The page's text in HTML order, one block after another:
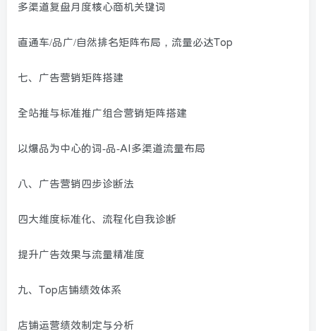
多渠道复盘月度核心商机关键词
直通车/品广/自然排名矩阵布局，流量必达Top
七、广告营销矩阵搭建
全站推与标准推广组合营销矩阵搭建
以爆品为中心的词-品-AI多渠道流量布局
八、广告营销四步诊断法
四大维度标准化、流程化自我诊断
提升广告效果与流量精准度
九、Top店铺绩效体系
店铺运营绩效制定与分析